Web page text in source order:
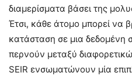
διαμερίσματα βάσει της
Έτσι, κάθε άτομο μπορεί να
κατάσταση σε μια δεδομένη
περνούν μεταξύ
SEIR ενσωματώνουν μία